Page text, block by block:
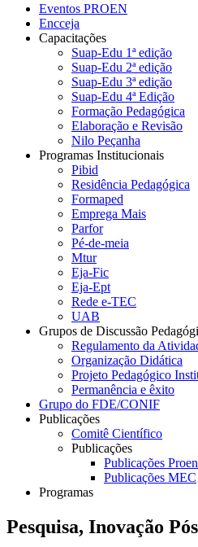
Eventos PROEN
Encceja
Capacitações
Suap-Edu 1ª edição
Suap-Edu 2ª edição
Suap-Edu 3ª edição
Suap-Edu 4ª Edição
Formação Pedagógica
Elaboração e Revisão
Nilo Peçanha
Programas Institucionais
Pibid
Residência Pedagógica
Formaped
Emprega Mais
Parfor
Pé-de-meia
Mtur
Eja-Fic
Eja-Ept
Rede e-TEC
UAB
Grupos de Discussão
Regulamento da
Organização Didática
Projeto Pedagógico
Permanência e êxito
Grupo do FDE/CONIF
Publicações
Comitê Científico
Publicações
Publicações Proen
Publicações MEC
Programas
Pesquisa, Inovação